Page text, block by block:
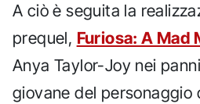
A ciò è seguita la
prequel, Furiosa: A Mad
Anya Taylor-Joy nei
giovane del personaggio